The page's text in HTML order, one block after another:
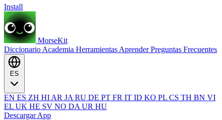
Install
MorseKit
Diccionario Academia Herramientas AprenderPreguntas Frecuentes
EN ES ZH HI AR JA RU DE PT FR IT ID KO PL CS TH BN VI
EL UK HE SV NO DA UR HU
Descargar App